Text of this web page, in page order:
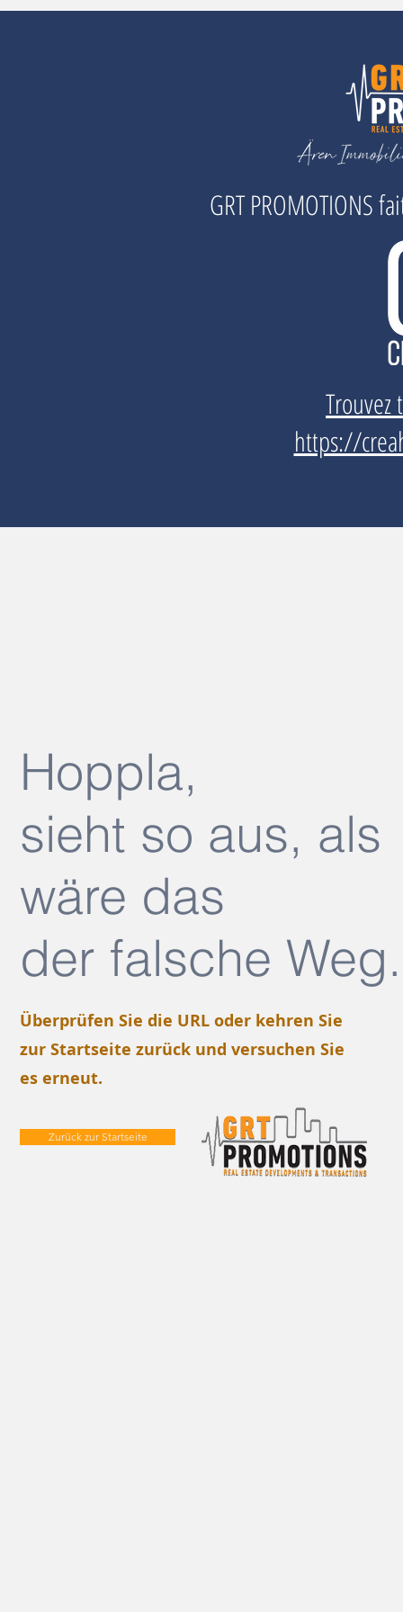
GRT PROMOTIONS
Trouvez
https://
Hoppla,
sieht so aus, als
wäre das
der falsche Weg.
Überprüfen Sie die URL oder kehren Sie
zur Startseite zurück und versuchen Sie
es erneut.
Zurück zur Startseite